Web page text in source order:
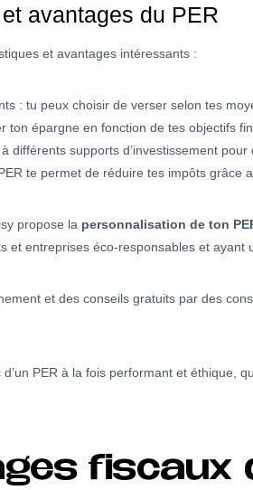
avantages du PER
et avantages intéressants :
: tu peux choisir de verser selon tes
ton épargne en fonction de tes objectifs
différents supports d’investissement
te permet de réduire tes impôts grâce
propose la personnalisation de ton
et entreprises éco-responsables et ayant
et des conseils gratuits par des
PER à la fois performant et éthique,
fiscaux